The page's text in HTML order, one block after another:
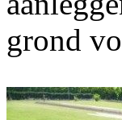
grond